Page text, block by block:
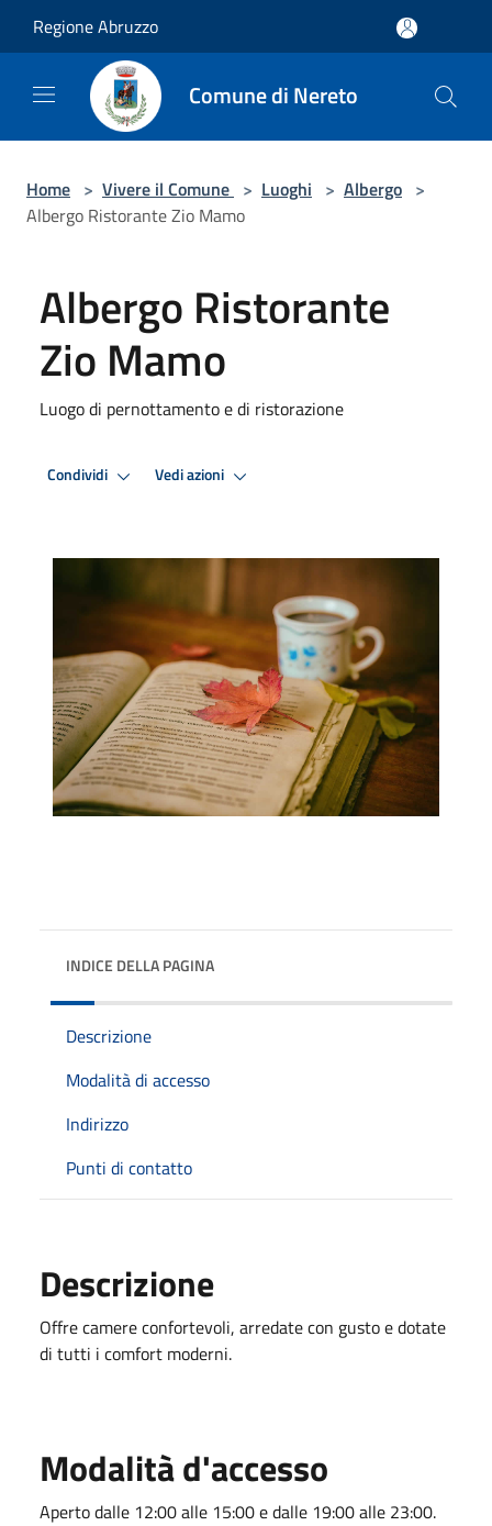
Regione Abruzzo
Comune di Nereto
Home > Vivere il Comune > Luoghi > Albergo >
Albergo Ristorante Zio Mamo
Albergo Ristorante
Zio Mamo
Luogo di pernottamento e di ristorazione
Condividi Vedi azioni
INDICE DELLA PAGINA
Descrizione
Modalità di accesso
Indirizzo
Punti di contatto
Descrizione
Offre camere confortevoli, arredate con gusto e dotate
di tutti i comfort moderni.
Modalità d'accesso
Aperto dalle 12:00 alle 15:00 e dalle 19:00 alle 23:00.